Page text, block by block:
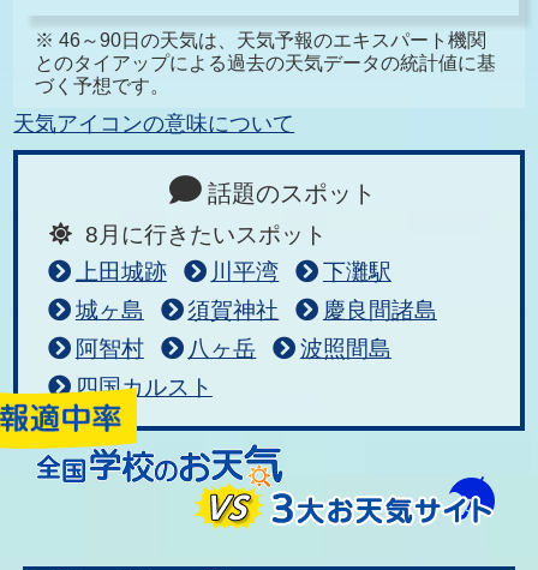
※ 46～90日の天気は、天気予報のエキスパート機関
とのタイアップによる過去の天気データの統計値に基
づく予想です。
天気アイコンの意味について
話題のスポット
8月に行きたいスポット
上田城跡
川平湾
下灘駅
城ヶ島
須賀神社
慶良間諸島
阿智村
八ヶ岳
波照間島
四国カルスト